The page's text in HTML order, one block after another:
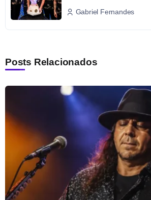
Gabriel Fernandes
Posts Relacionados